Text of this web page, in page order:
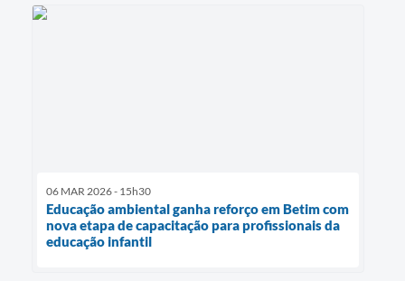
06 MAR 2026 - 15h30
Educação ambiental ganha reforço em Betim com
nova etapa de capacitação para profissionais da
educação infantil